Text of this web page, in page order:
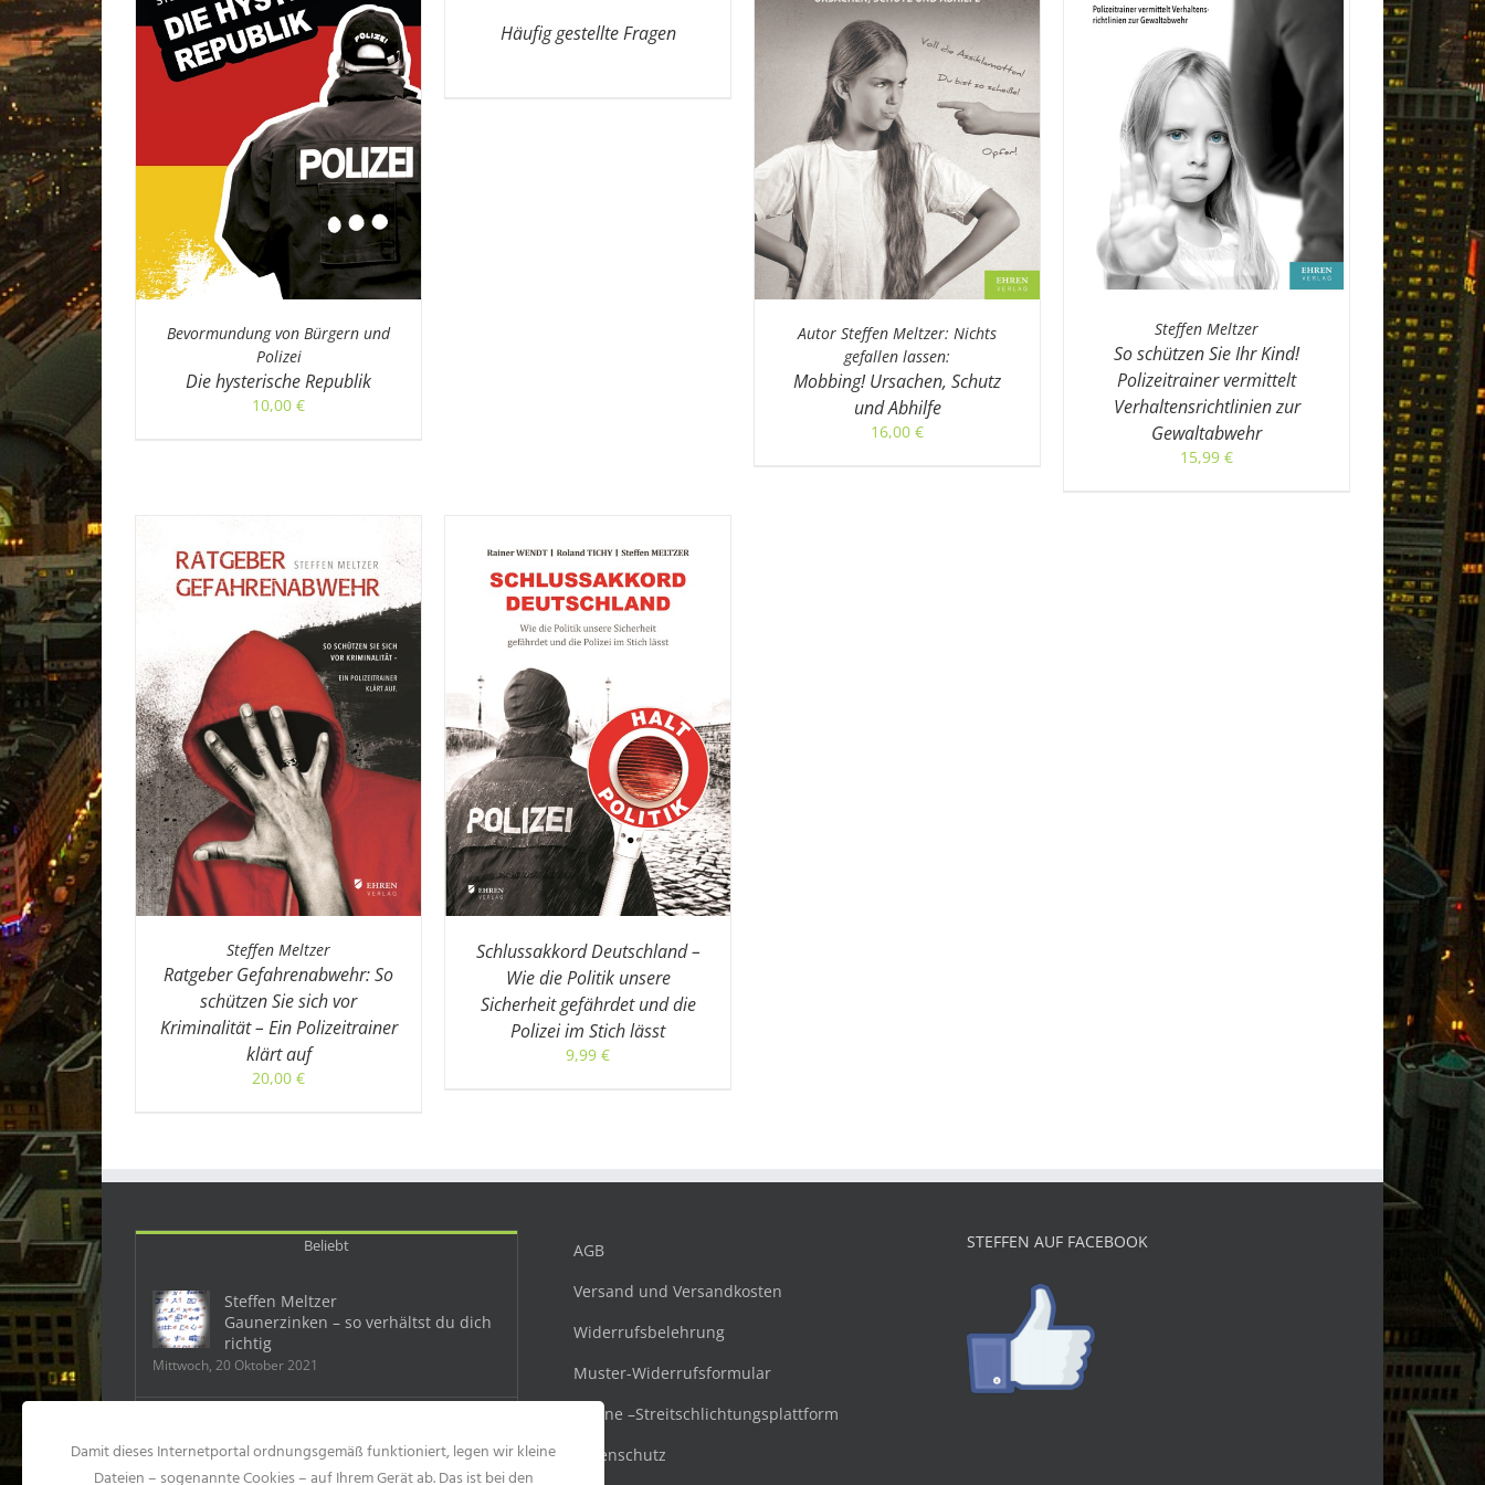
Bevormundung von Bürgern und
Polizei
Die hysterische Republik
10,00 €
Häufig gestellte Fragen
Autor Steffen Meltzer: Nichts
gefallen lassen:
Mobbing! Ursachen, Schutz
und Abhilfe
16,00 €
/ DETAILS
Steffen Meltzer
So schützen Sie Ihr Kind!
Polizeitrainer vermittelt
Verhaltensrichtlinien zur
Gewaltabwehr
15,99 €
von
Steffen Meltzer
Ratgeber Gefahrenabwehr: So
schützen Sie sich vor
Kriminalität – Ein Polizeitrainer
klärt auf
20,00 €
/ DETAILS
Schlussakkord Deutschland –
Wie die Politik unsere
Sicherheit gefährdet und die
Polizei im Stich lässt
9,99 €
Beliebt
Steffen Meltzer
Gaunerzinken – so verhältst du dich
richtig
Mittwoch, 20 Oktober 2021
dem Chef 500 000 Euro
Samstag, 23 Mai 2015
AGB
Versand und Versandkosten
Widerrufsbelehrung
Muster-Widerrufsformular
Online –Streitschlichtungsplattform
Datenschutz
STEFFEN AUF FACEBOOK
Damit dieses Internetportal ordnungsgemäß funktioniert, legen wir kleine
Dateien – sogenannte Cookies – auf Ihrem Gerät ab. Das ist bei den